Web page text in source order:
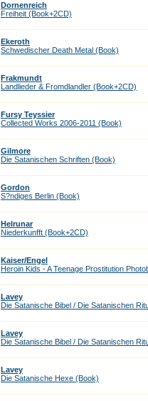
Dornenreich
Freiheit (Book+2CD)
Ekeroth
Schwedischer Death Metal (Book)
Frakmundt
Landlieder & Fromdlandler (Book+2CD)
Fursy Teyssier
Collected Works 2006-2011 (Book)
Gilmore
Die Satanischen Schriften (Book)
Gordon
S?ndiges Berlin (Book)
Helrunar
Niederkunfft (Book+2CD)
Kaiser/Engel
Heroin Kids - A Teenage Prostitution
Lavey
Die Satanische Bibel / Die Satanischen
Lavey
Die Satanische Bibel / Die Satanischen
Lavey
Die Satanische Hexe (Book)